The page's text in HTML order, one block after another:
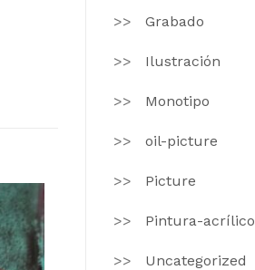
Grabado
Ilustración
Monotipo
oil-picture
Picture
Pintura-acrílico
Uncategorized